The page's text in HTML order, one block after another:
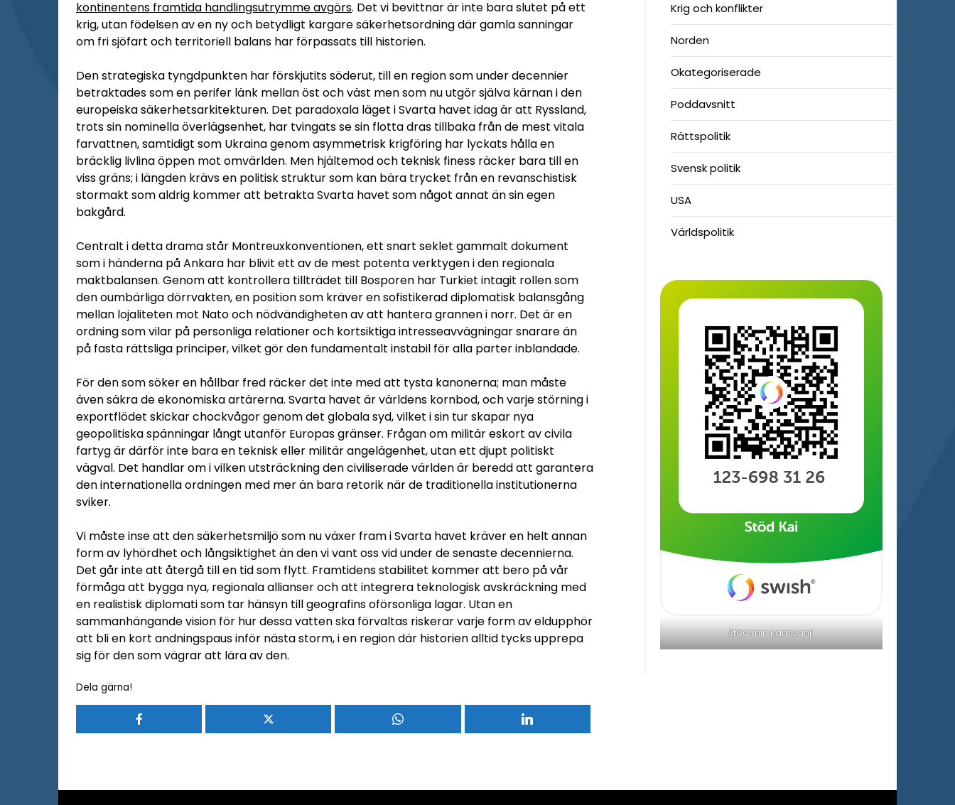
kontinentens framtida handlingsutrymme avgörs. Det vi bevittnar är inte bara slutet på ett
krig, utan födelsen av en ny och betydligt kargare säkerhetsordning där gamla sanningar
om fri sjöfart och territoriell balans har förpassats till historien.
Den strategiska tyngdpunkten har förskjutits söderut, till en region som under decennier
betraktades som en perifer länk mellan öst och väst men som nu utgör själva kärnan i den
europeiska säkerhetsarkitekturen. Det paradoxala läget i Svarta havet idag är att Ryssland,
trots sin nominella överlägsenhet, har tvingats se sin flotta dras tillbaka från de mest vitala
farvattnen, samtidigt som Ukraina genom asymmetrisk krigföring har lyckats hålla en
bräcklig livlina öppen mot omvärlden. Men hjältemod och teknisk finess räcker bara till en
viss gräns; i längden krävs en politisk struktur som kan bära trycket från en revanschistisk
stormakt som aldrig kommer att betrakta Svarta havet som något annat än sin egen
bakgård.
Centralt i detta drama står Montreuxkonventionen, ett snart seklet gammalt dokument
som i händerna på Ankara har blivit ett av de mest potenta verktygen i den regionala
maktbalansen. Genom att kontrollera tillträdet till Bosporen har Turkiet intagit rollen som
den oumbärliga dörrvakten, en position som kräver en sofistikerad diplomatisk balansgång
mellan lojaliteten mot Nato och nödvändigheten av att hantera grannen i norr. Det är en
ordning som vilar på personliga relationer och kortsiktiga intresseavvägningar snarare än
på fasta rättsliga principer, vilket gör den fundamentalt instabil för alla parter inblandade.
För den som söker en hållbar fred räcker det inte med att tysta kanonerna; man måste
även säkra de ekonomiska artärerna. Svarta havet är världens kornbod, och varje störning i
exportflödet skickar chockvågor genom det globala syd, vilket i sin tur skapar nya
geopolitiska spänningar långt utanför Europas gränser. Frågan om militär eskort av civila
fartyg är därför inte bara en teknisk eller militär angelägenhet, utan ett djupt politiskt
vägval. Det handlar om i vilken utsträckning den civiliserade världen är beredd att garantera
den internationella ordningen med mer än bara retorik när de traditionella institutionerna
sviker.
Vi måste inse att den säkerhetsmiljö som nu växer fram i Svarta havet kräver en helt annan
form av lyhördhet och långsiktighet än den vi vant oss vid under de senaste decennierna.
Det går inte att återgå till en tid som flytt. Framtidens stabilitet kommer att bero på vår
förmåga att bygga nya, regionala allianser och att integrera teknologisk avskräckning med
en realistisk diplomati som tar hänsyn till geografins oförsonliga lagar. Utan en
sammanhängande vision för hur dessa vatten ska förvaltas riskerar varje form av eldupphör
att bli en kort andningspaus inför nästa storm, i en region där historien alltid tycks upprepa
sig för den som vägrar att lära av den.
Dela gärna!
Krig och konflikter
Norden
Okategoriserade
Poddavsnitt
Rättspolitik
Svensk politik
USA
Världspolitik
Stöd min kampanj!